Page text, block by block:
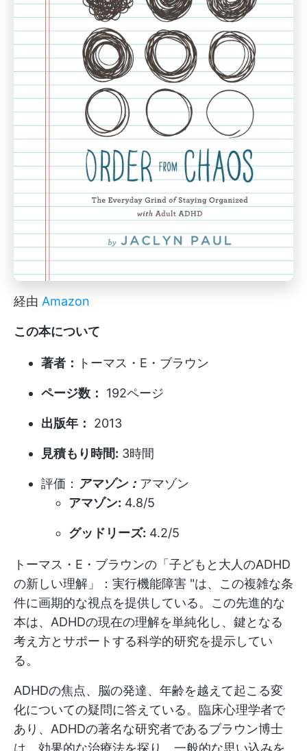
経由 Amazon
この本について
著者： トーマス・E・ブラウン
ページ数： 192ページ
出版年： 2013
見積もり時間: 3時間
評価： アマゾン： アマゾン
アマゾン: 4.8/5
グッドリーズ: 4.2/5
トーマス・E・ブラウンの「子どもと大人のADHD
の新しい理解」：実行機能障害 "は、この複雑な条
件に画期的な視点を提供している。この先進的な
本は、ADHDの現在の理解を単純化し、鍵となる
考え方とサポートする科学的研究を提示してい
る。
ADHDの焦点、脳の発達、年齢を越えて起こる変
化についての疑問に答えている。臨床心理学者で
あり、ADHDの著名な研究者であるブラウン博士
は、効果的な治療法を探り、一般的な思い込みを